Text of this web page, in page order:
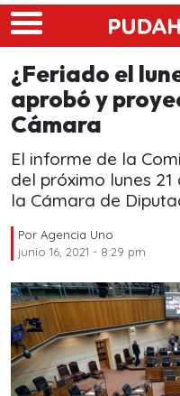
Skip to main content
¿Feriado el
aprobó y
Cámara
El informe de la
del próximo lunes
la Cámara de
Por Agencia Uno
junio 16, 2021 - 8:29 pm